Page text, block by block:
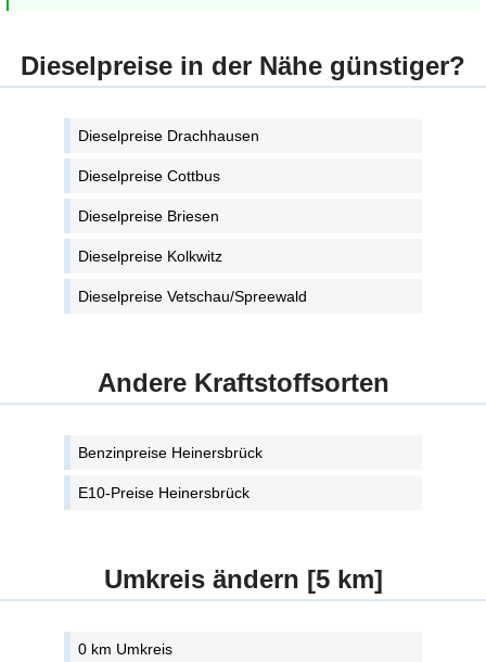
Dieselpreise in der Nähe günstiger?
Dieselpreise Drachhausen
Dieselpreise Cottbus
Dieselpreise Briesen
Dieselpreise Kolkwitz
Dieselpreise Vetschau/Spreewald
Andere Kraftstoffsorten
Benzinpreise Heinersbrück
E10-Preise Heinersbrück
Umkreis ändern [5 km]
0 km Umkreis